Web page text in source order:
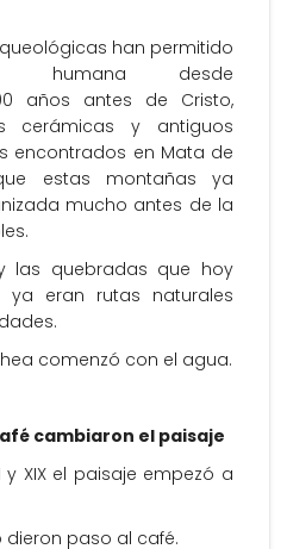
han permitido
humana desde
años antes de Cristo,
cerámicas y antiguos
encontrados en Mata de
estas montañas ya
mucho antes de la
las quebradas que hoy
ya eran rutas naturales
comenzó con el agua.
cambiaron el paisaje
y XIX el paisaje empezó a
paso al café.